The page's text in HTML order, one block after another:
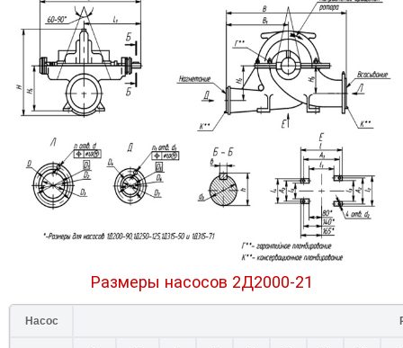
Размеры насосов 2Д2000-21
Насос